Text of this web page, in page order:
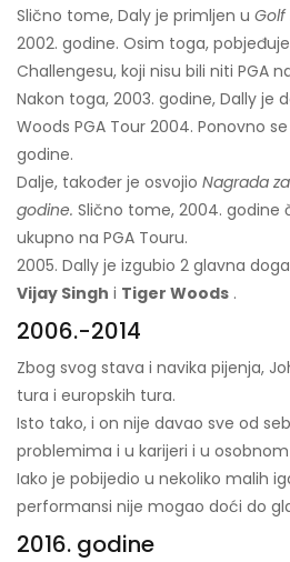
Slično tome, Daly je primljen u Golf
2002. godine. Osim toga,
Challengesu, koji nisu bili niti PGA
Nakon toga, 2003. godine, Dally je
Woods PGA Tour 2004. Ponovno
godine.
Dalje, također je osvojio Nagrada
godine. Slično tome, 2004. godine
ukupno na PGA Touru.
2005. Dally je izgubio 2 glavna
Vijay Singh i Tiger Woods .
2006.-2014
Zbog svog stava i navika pijenja,
tura i europskih tura.
Isto tako, i on nije davao sve od
problemima i u karijeri i u
Iako je pobijedio u nekoliko malih
performansi nije mogao doći do
2016. godine